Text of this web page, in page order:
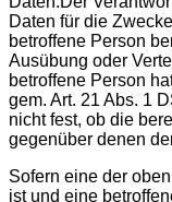
Daten für die
betroffene Person
Ausübung oder
betroffene Person
gem. Art. 21 Abs. 1
nicht fest, ob die
gegenüber denen
Sofern eine der
ist und eine